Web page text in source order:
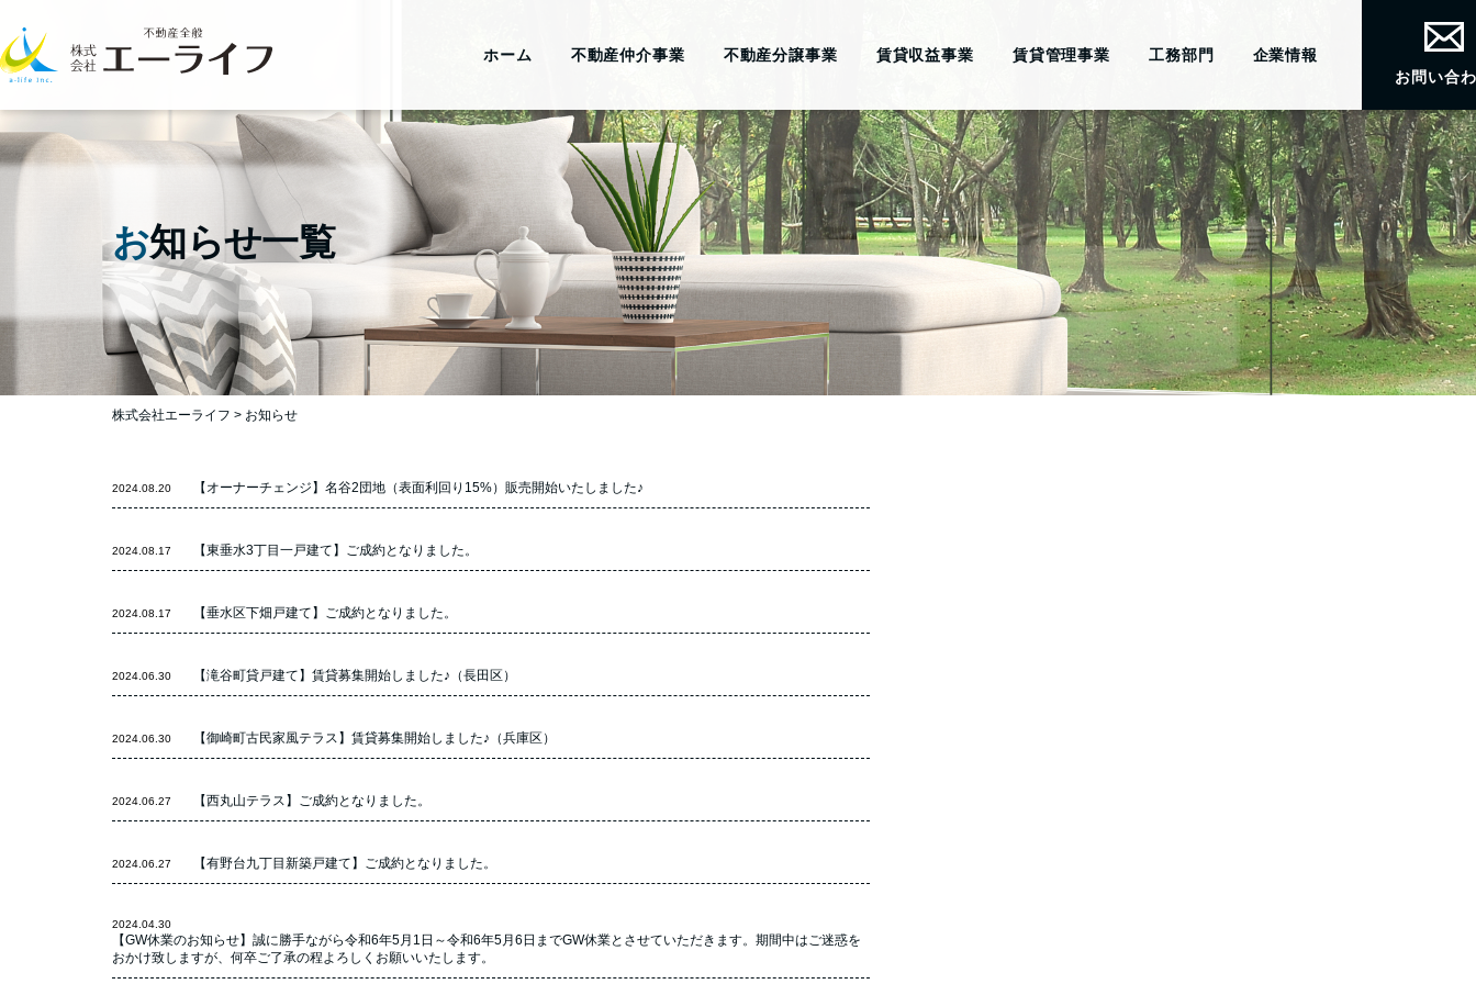
ホーム 不動産仲介事業 不動産分譲事業 賃貸収益事業 賃貸管理事業 工務部門
企業情報
お問い合
お知らせ一覧
株式会社エーライフ > お知らせ
2024.08.20 【オーナーチェンジ】名谷2団地（表面利回り15%）販売開始いたしました♪
2024.08.17 【東垂水3丁目一戸建て】ご成約となりました。
2024.08.17 【垂水区下畑戸建て】ご成約となりました。
2024.06.30 【滝谷町貸戸建て】賃貸募集開始しました♪（長田区）
2024.06.30 【御崎町古民家風テラス】賃貸募集開始しました♪（兵庫区）
2024.06.27 【西丸山テラス】ご成約となりました。
2024.06.27 【有野台九丁目新築戸建て】ご成約となりました。
2024.04.30
【GW休業のお知らせ】誠に勝手ながら令和6年5月1日～令和6年5月6日までGW休業とさせていただきます。期間中はご迷惑を
おかけ致しますが、何卒ご了承の程よろしくお願いいたします。